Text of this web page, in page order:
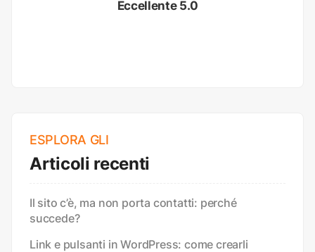
Eccellente 5.0
ESPLORA GLI
Articoli recenti
Il sito c’è, ma non porta contatti: perché
succede?
Link e pulsanti in WordPress: come crearli